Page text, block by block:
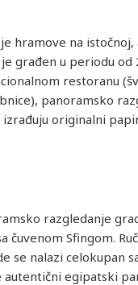
hramove na
građen u periodu od
restoranu
panoramsko
originalni
razgledanje
Sfingom.
nalazi celokupan
autentični egipatski